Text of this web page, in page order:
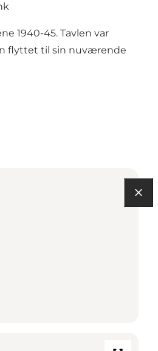
1940-45. Tavlen var
flyttet til sin nuværende